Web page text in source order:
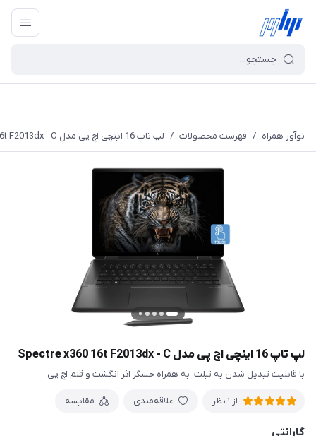
نوآور همراه / فهرست محصولات / لپ تاپ 16 اینچی اچ پی مدل Spectre x360 16t F2013dx - C
لپ تاپ 16 اینچی اچ پی مدل Spectre x360 16t F2013dx - C
با قابلیت تبدیل شدن به تبلت، به همراه حسگر اثر انگشت و قلم اچ پی
از 1 نظر علاقه‌مندی مقایسه
گارانتی